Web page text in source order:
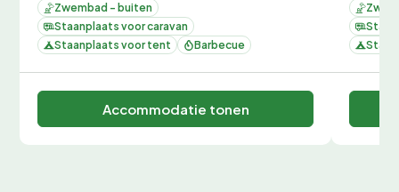
Zwembad - buiten
Staanplaats voor caravan
Staanplaats voor tent
Barbecue
Accommodatie tonen